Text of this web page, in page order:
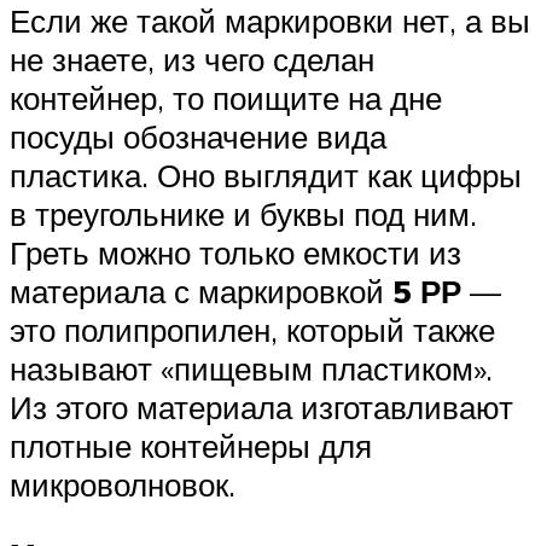
Если же такой маркировки нет, а вы
не знаете, из чего сделан
контейнер, то поищите на дне
посуды обозначение вида
пластика. Оно выглядит как цифры
в треугольнике и буквы под ним.
Греть можно только емкости из
материала с маркировкой 5 РР —
это полипропилен, который также
называют «пищевым пластиком».
Из этого материала изготавливают
плотные контейнеры для
микроволновок.